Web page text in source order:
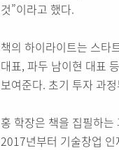
것”이라고 했다.
책의 하이라이트는 스타
대표, 파두 남이현 대표
보여준다. 초기 투자 과
홍 학장은 책을 집필하
2017년부터 기술창업